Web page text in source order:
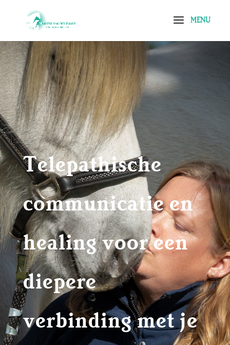
Telepathische
communicatie en
healing voor een
diepere
verbinding met je